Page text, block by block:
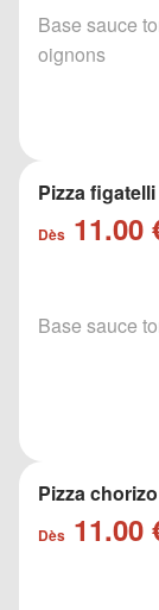
Base sauce
oignons
Pizza figatelli
Dès 11.00
Base sauce
Pizza chorizo
Dès 11.00